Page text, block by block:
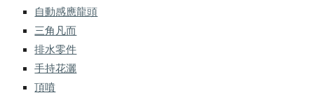
自動感應龍頭
三角凡而
排水零件
手持花灑
頂噴